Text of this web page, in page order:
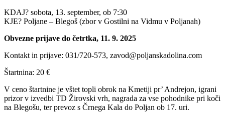
KDAJ? sobota, 13. september, ob 7:30
KJE? Poljane – Blegoš (zbor v Gostilni na Vidmu v Poljanah)
Obvezne prijave do četrtka, 11. 9. 2025
Kontakt in prijave: 031/720-573, zavod@poljanskadolina.com
Štartnina: 20 €
V ceno štartnine je vštet topli obrok na Kmetiji pr’ Andrejon, igrani
prizor v izvedbi TD Žirovski vrh, nagrada za vse pohodnike pri koči
na Blegošu, ter prevoz s Črnega Kala do Poljan ob 17. uri.